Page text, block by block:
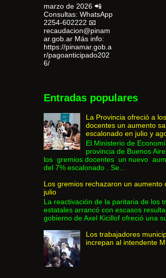
marzo de 2026 📲
Consultas: WhatsApp
2254-602222 📧
recaudacion@pinam
ar.gob.ar Más info:
https://pinamar.gob.a
r/pagoanticipado202
6/
Entradas populares
La Provincia ofreció a
docentes un aumento
escalonado en julio y
El Ministerio de
provincia de Buenos
los gremios docentes un nuevo
del 7% escalonado . Se...
Los gremios rechazaron un aumento
julio
La reactivación de la paritaria de los
estatales arrancó con escasos
gobierno de Axel Kicillof ofreció una
Los trabajadores
increpan al intendente